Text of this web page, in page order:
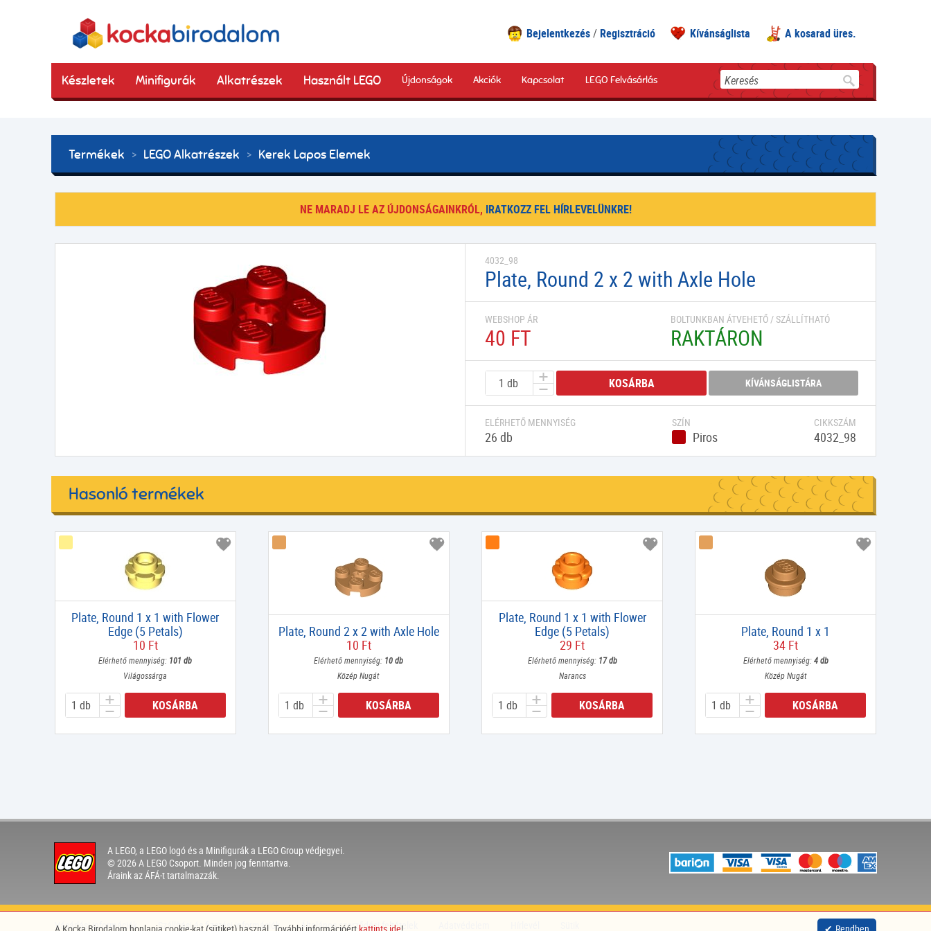
Bejelentkezés Regisztráció Kívánságlista A kosarad üres.
Készletek Minifigurák Alkatrészek Használt LEGO Újdonságok Akciók Kapcsolat LEGO Felvásárlás Keresés
Termékek LEGO Alkatrészek Kerek Lapos Elemek
NE MARADJ LE AZ ÚJDONSÁGAINKRÓL, IRATKOZZ FEL HÍRLEVELÜNKRE!
4032_98
Plate, Round 2 x 2 with Axle Hole
WEBSHOP ÁR
40 FT
BOLTUNKBAN ÁTVEHETŐ / SZÁLLÍTHATÓ
RAKTÁRON
KOSÁRBA KÍVÁNSÁGLISTÁRA
ELÉRHETŐ MENNYISÉG
26 db
SZÍN
Piros
CIKKSZÁM
4032_98
Hasonló termékek
Plate, Round 1 x 1 with Flower
Edge (5 Petals)
10 Ft
Elérhető mennyiség: 101 db
Világossárga
KOSÁRBA
Plate, Round 2 x 2 with Axle Hole
10 Ft
Elérhető mennyiség: 10 db
Közép Nugát
KOSÁRBA
Plate, Round 1 x 1 with Flower
Edge (5 Petals)
29 Ft
Elérhető mennyiség: 17 db
Narancs
KOSÁRBA
Plate, Round 1 x 1
34 Ft
Elérhető mennyiség:4 db
Közép Nugát
KOSÁRBA
A LEGO, a LEGO logó és a Minifigurák a LEGO Group védjegyei.
© 2026 A LEGO Csoport. Minden jog fenntartva.
Áraink az ÁFÁ-t tartalmazzák.
Vásárlási információk Szállítási és fizetési információk Általános szerződési feltételek site bynitestyle